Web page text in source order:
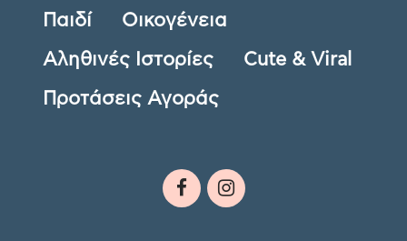
Παιδί Οικογένεια
Αληθινές Ιστορίες Cute & Viral
Προτάσεις Αγοράς